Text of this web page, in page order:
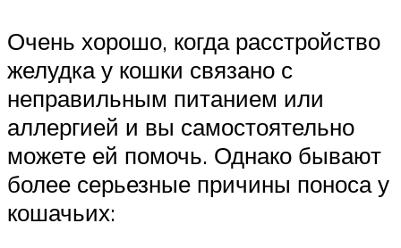
Очень хорошо, когда расстройство
желудка у кошки связано с
неправильным питанием или
аллергией и вы самостоятельно
можете ей помочь. Однако бывают
более серьезные причины поноса у
кошачьих: